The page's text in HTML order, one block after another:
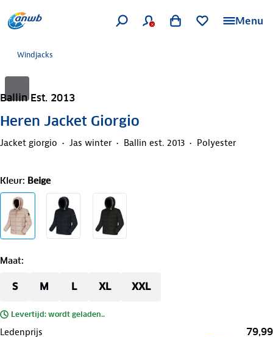
Menu
Windjacks
Ballin Est. 2013
Heren Jacket Giorgio
Jacket giorgio Jas winter Ballin est. 2013 Polyester
Kleur: Beige
Maat:
S M L XL XXL
Levertijd: wordt geladen..
Ledenprijs 79,99